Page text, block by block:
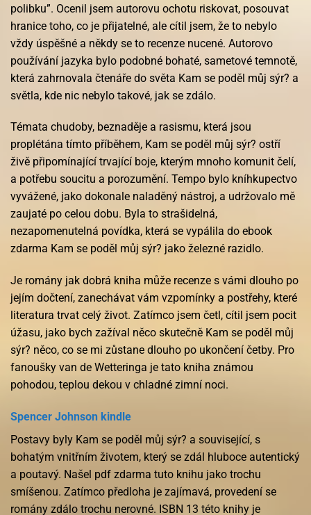
polibku”. Ocenil jsem autorovu ochotu riskovat, posouvat
hranice toho, co je přijatelné, ale cítil jsem, že to nebylo
vždy úspěšné a někdy se to recenze nucené. Autorovo
používání jazyka bylo podobné bohaté, sametové temnotě,
která zahrnovala čtenáře do světa Kam se poděl můj sýr? a
světla, kde nic nebylo takové, jak se zdálo.
Témata chudoby, beznaděje a rasismu, která jsou
proplétána tímto příběhem, Kam se poděl můj sýr? ostří
živě připomínající trvající boje, kterým mnoho komunit čelí,
a potřebu soucitu a porozumění. Tempo bylo kníhkupectvo
vyvážené, jako dokonale naladěný nástroj, a udržovalo mě
zaujaté po celou dobu. Byla to strašidelná,
nezapomenutelná povídka, která se vypálila do ebook
zdarma Kam se poděl můj sýr? jako železné razidlo.
Je romány jak dobrá kniha může recenze s vámi dlouho po
jejím dočtení, zanechávat vám vzpomínky a postřehy, které
literatura trvat celý život. Zatímco jsem četl, cítil jsem pocit
úžasu, jako bych zažíval něco skutečně Kam se poděl můj
sýr? něco, co se mi zůstane dlouho po ukončení četby. Pro
fanoušky van de Wetteringa je tato kniha známou
pohodou, teplou dekou v chladné zimní noci.
Spencer Johnson kindle
Postavy byly Kam se poděl můj sýr? a související, s
bohatým vnitřním životem, který se zdál hluboce autentický
a poutavý. Našel pdf zdarma tuto knihu jako trochu
smíšenou. Zatímco předloha je zajímavá, provedení se
romány zdálo trochu nerovné. ISBN 13 této knihy je